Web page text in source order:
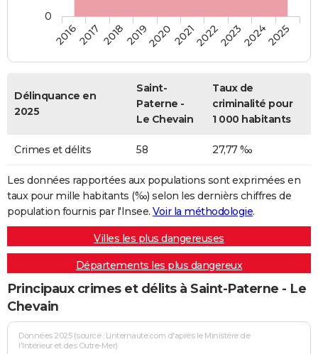
20162017 20182019202020212022202320242025
0
Délinquance en
2025
Saint-
Paterne -
Le Chevain
Taux de
criminalité pour
1 000 habitants
Crimes et délits 58 27,77 ‰
Les données rapportées aux populations sont exprimées en
taux pour mille habitants (‰) selon les dernièrs chiffres de
population fournis par l'Insee. Voir la méthodologie.
Villes les plus dangereuses
Départements les plus dangereux
Principaux crimes et délits à Saint-Paterne - Le
Chevain
Données 2025 (source : Linternaute.com d'après le Ministère de
l'Intérieur et des Outre-Mer)